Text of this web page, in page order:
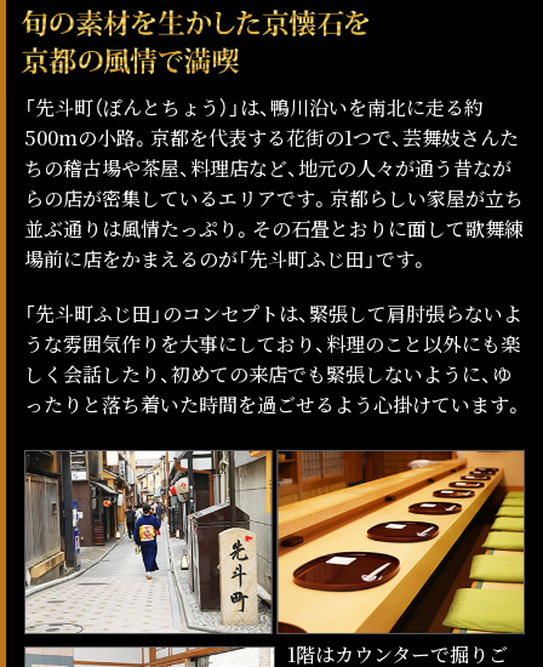
「先斗町（ぽんとちょう）」は、鴨川沿いを南北に走る約
500mの小路。京都を代表する花街の1つで、芸舞妓さんた
ちの稽古場や茶屋、料理店など、地元の人々が通う昔なが
らの店が密集しているエリアです。京都らしい家屋が立ち
並ぶ通りは風情たっぷり。その石畳とおりに面して歌舞練
場前に店をかまえるのが「先斗町ふじ田」です。
「先斗町ふじ田」のコンセプトは、緊張して肩肘張らないよ
うな雰囲気作りを大事にしており、料理のこと以外にも楽
しく会話したり、初めての来店でも緊張しないように、ゆ
ったりと落ち着いた時間を過ごせるよう心掛けています。
1階はカウンターで掘りご